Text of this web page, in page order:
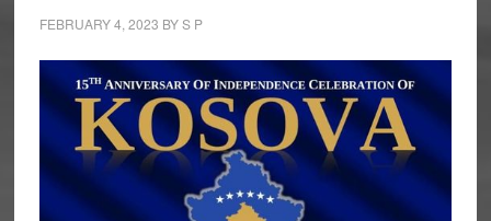
FEBRUARY 4, 2023 BYS P